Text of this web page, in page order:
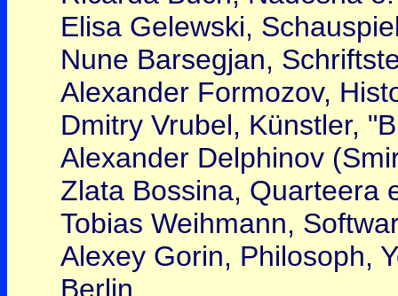
Elisa Gelewski,
Nune Barsegjan,
Alexander Formozov,
Dmitry Vrubel, Künstler,
Alexander Delphinov
Zlata Bossina, Quarteera
Tobias Weihmann,
Alexey Gorin, Philosoph,
Berlin